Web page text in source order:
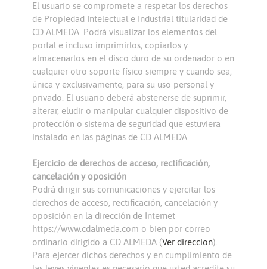
El usuario se compromete a respetar los derechos
de Propiedad Intelectual e Industrial titularidad de
CD ALMEDA. Podrá visualizar los elementos del
portal e incluso imprimirlos, copiarlos y
almacenarlos en el disco duro de su ordenador o en
cualquier otro soporte físico siempre y cuando sea,
única y exclusivamente, para su uso personal y
privado. El usuario deberá abstenerse de suprimir,
alterar, eludir o manipular cualquier dispositivo de
protección o sistema de seguridad que estuviera
instalado en las páginas de CD ALMEDA.
Ejercicio de derechos de acceso, rectificación,
cancelación y oposición
Podrá dirigir sus comunicaciones y ejercitar los
derechos de acceso, rectificación, cancelación y
oposición en la dirección de Internet
https://www.cdalmeda.com o bien por correo
ordinario dirigido a CD ALMEDA (Ver direccion).
Para ejercer dichos derechos y en cumplimiento de